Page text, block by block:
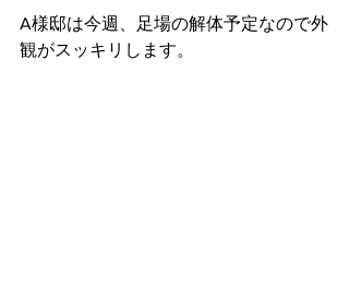
A様邸は今週、足場の解体予定なので外
観がスッキリします。